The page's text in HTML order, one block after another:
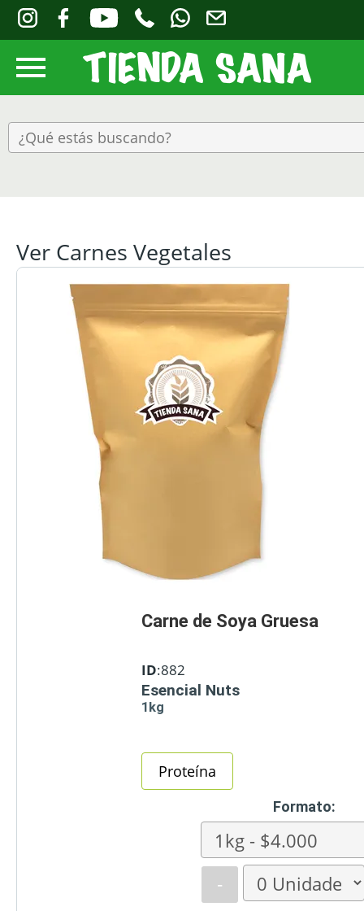
Ver Carnes Vegetales
Carne de Soya Gruesa
ID:882
Esencial Nuts
1kg
Proteína
Formato:
-